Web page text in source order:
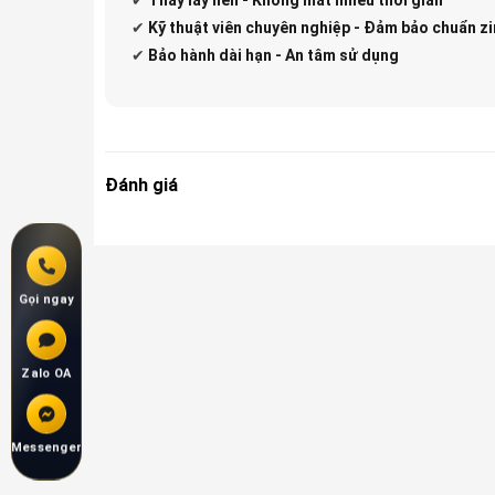
✔ Kỹ thuật viên chuyên nghiệp - Đảm bảo chuẩn
✔ Bảo hành dài hạn - An tâm sử dụng
Đánh giá
Gọi ngay
Zalo OA
Messenger